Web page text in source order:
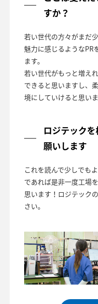
すか？
若い世代の方々がまだ
魅力に感じるようなPR
ます。
若い世代がもっと増え
できると思いますし、
境にしていけると思いま
ロジテック
願いします
これを読んで少しでも
であれば是非一度工場
思います！ロジテック
さい。